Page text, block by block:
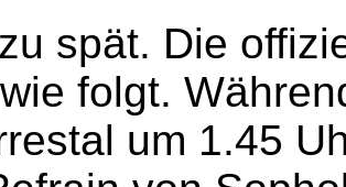
spät. Die
folgt.
um 1.45